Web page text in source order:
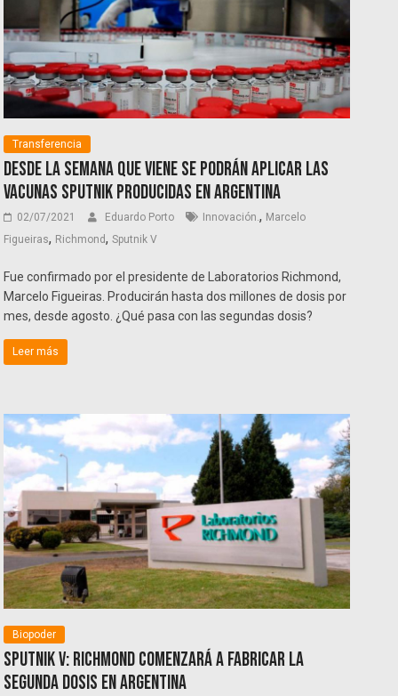
Transferencia
Desde la semana que viene se podrán aplicar las
vacunas Sputnik producidas en Argentina
02/07/2021 Eduardo Porto Innovación., Marcelo
Figueiras, Richmond,Sputnik V
Fue confirmado por el presidente de Laboratorios Richmond,
Marcelo Figueiras. Producirán hasta dos millones de dosis por
mes, desde agosto. ¿Qué pasa con las segundas dosis?
Leer más
Biopoder
Sputnik V: Richmond comenzará a fabricar la
segunda dosis en Argentina